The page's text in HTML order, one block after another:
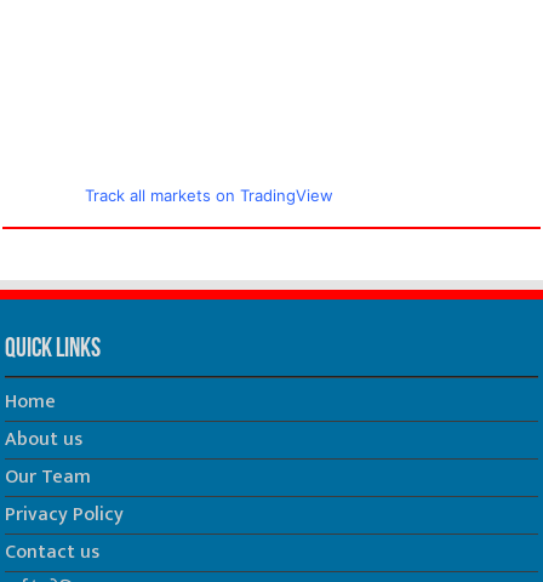
Track all markets on TradingView
Quick Links
Home
About us
Our Team
Privacy Policy
Contact us